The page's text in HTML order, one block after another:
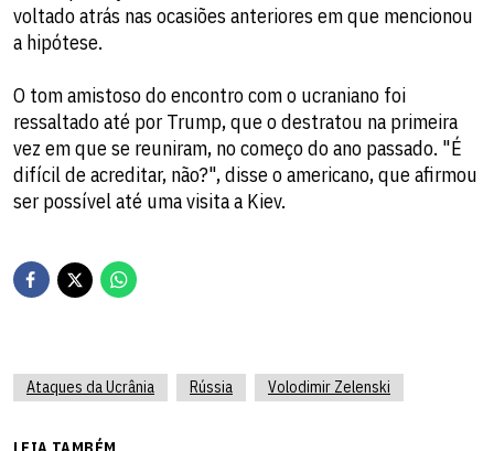
voltado atrás nas ocasiões anteriores em que mencionou
a hipótese.
O tom amistoso do encontro com o ucraniano foi
ressaltado até por Trump, que o destratou na primeira
vez em que se reuniram, no começo do ano passado. "É
difícil de acreditar, não?", disse o americano, que afirmou
ser possível até uma visita a Kiev.
Ataques da Ucrânia Rússia Volodimir Zelenski